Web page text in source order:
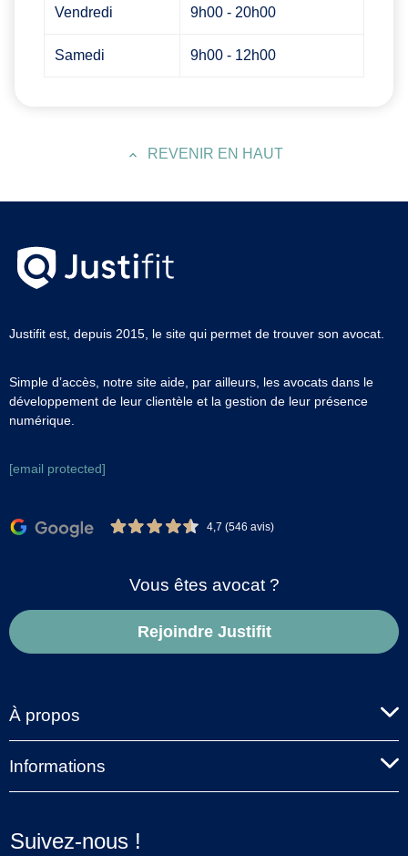
Vendredi 9h00 - 20h00
Samedi 9h00 - 12h00
REVENIR EN HAUT
Justifit est, depuis 2015, le site qui permet de trouver son avocat.
Simple d’accès, notre site aide, par ailleurs, les avocats dans le
développement de leur clientèle et la gestion de leur présence
numérique.
[email protected]
4,7 (546 avis)
Vous êtes avocat ?
Rejoindre Justifit
À propos
Informations
Suivez-nous !